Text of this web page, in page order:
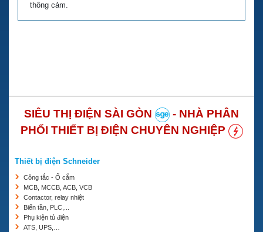
thông cảm.
SIÊU THỊ ĐIỆN SÀI GÒN
- NHÀ PHÂN
PHỐI THIẾT BỊ ĐIỆN CHUYÊN NGHIỆP
Thiết bị điện Schneider
Công tắc - Ổ cắm
MCB, MCCB, ACB, VCB
Contactor, relay nhiệt
Biến tần, PLC,...
Phụ kiện tủ điện
ATS, UPS,…